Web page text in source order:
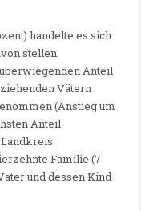
handelte es sich
stellen
Anteil
Vätern
(Anstieg um
Anteil
Familie (7
und dessen Kind